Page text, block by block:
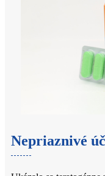
Nepriaznivé